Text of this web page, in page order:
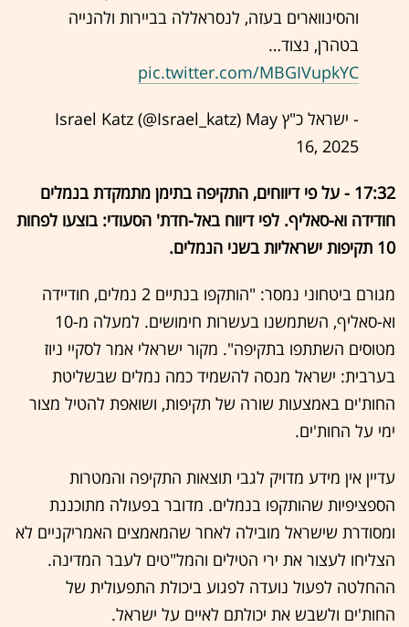
והסינווארים בעזה, לנסראללה בביירות ולהנייה
בטהרן, נצוד…
pic.twitter.com/MBGIVupkYC
- ישראל כ"ץ Israel Katz (@Israel_katz) May
16, 2025
17:32 - על פי דיווחים, התקיפה בתימן מתמקדת בנמלים
חודידה וא-סאליף. לפי דיווח באל-חדת' הסעודי: בוצעו לפחות
10 תקיפות ישראליות בשני הנמלים.
מגורם ביטחוני נמסר: "הותקפו בנתיים 2 נמלים, חודיידה
וא-סאליף, השתמשנו בעשרות חימושים. למעלה מ-10
מטוסים השתתפו בתקיפה". מקור ישראלי אמר לסקיי ניוז
בערבית: ישראל מנסה להשמיד כמה נמלים שבשליטת
החות'ים באמצעות שורה של תקיפות, ושואפת להטיל מצור
ימי על החות'ים.
עדיין אין מידע מדויק לגבי תוצאות התקיפה והמטרות
הספציפיות שהותקפו בנמלים. מדובר בפעולה מתוכננת
ומסודרת שישראל מובילה לאחר שהמאמצים האמריקניים לא
הצליחו לעצור את ירי הטילים והמל"טים לעבר המדינה.
ההחלטה לפעול נועדה לפגוע ביכולת התפעולית של
החות'ים ולשבש את יכולתם לאיים על ישראל.